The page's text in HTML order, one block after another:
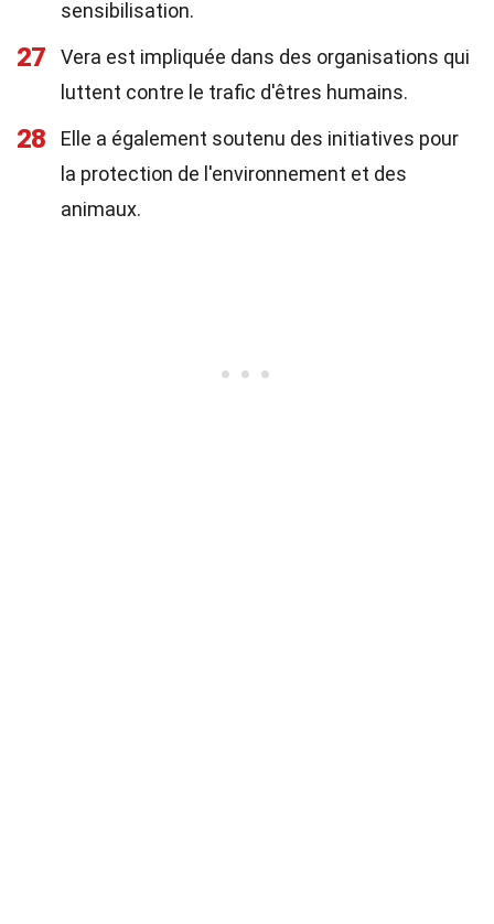
sensibilisation.
27
Vera est impliquée dans des organisations qui
luttent contre le trafic d'êtres humains.
28
Elle a également soutenu des initiatives pour
la protection de l'environnement et des
animaux.